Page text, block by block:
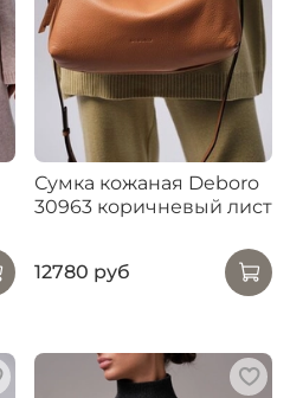
Сумка кожаная Deboro
30963 коричневый лист
12780 руб